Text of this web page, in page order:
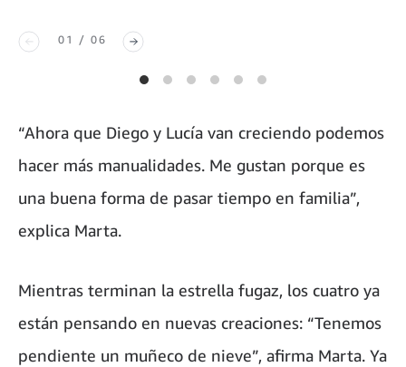
01 / 06
“Ahora que Diego y Lucía van creciendo podemos
hacer más manualidades. Me gustan porque es
una buena forma de pasar tiempo en familia”,
explica Marta.
Mientras terminan la estrella fugaz, los cuatro ya
están pensando en nuevas creaciones: “Tenemos
pendiente un muñeco de nieve”, afirma Marta. Ya